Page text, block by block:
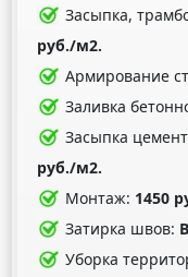
Засыпка,
руб./м2.
Армирование
Заливка
Засыпка
руб./м2.
Монтаж: 1450
Затирка швов:
Уборка